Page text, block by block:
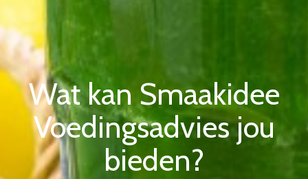
Wat kan Smaakidee
Voedingsadvies jou
bieden?